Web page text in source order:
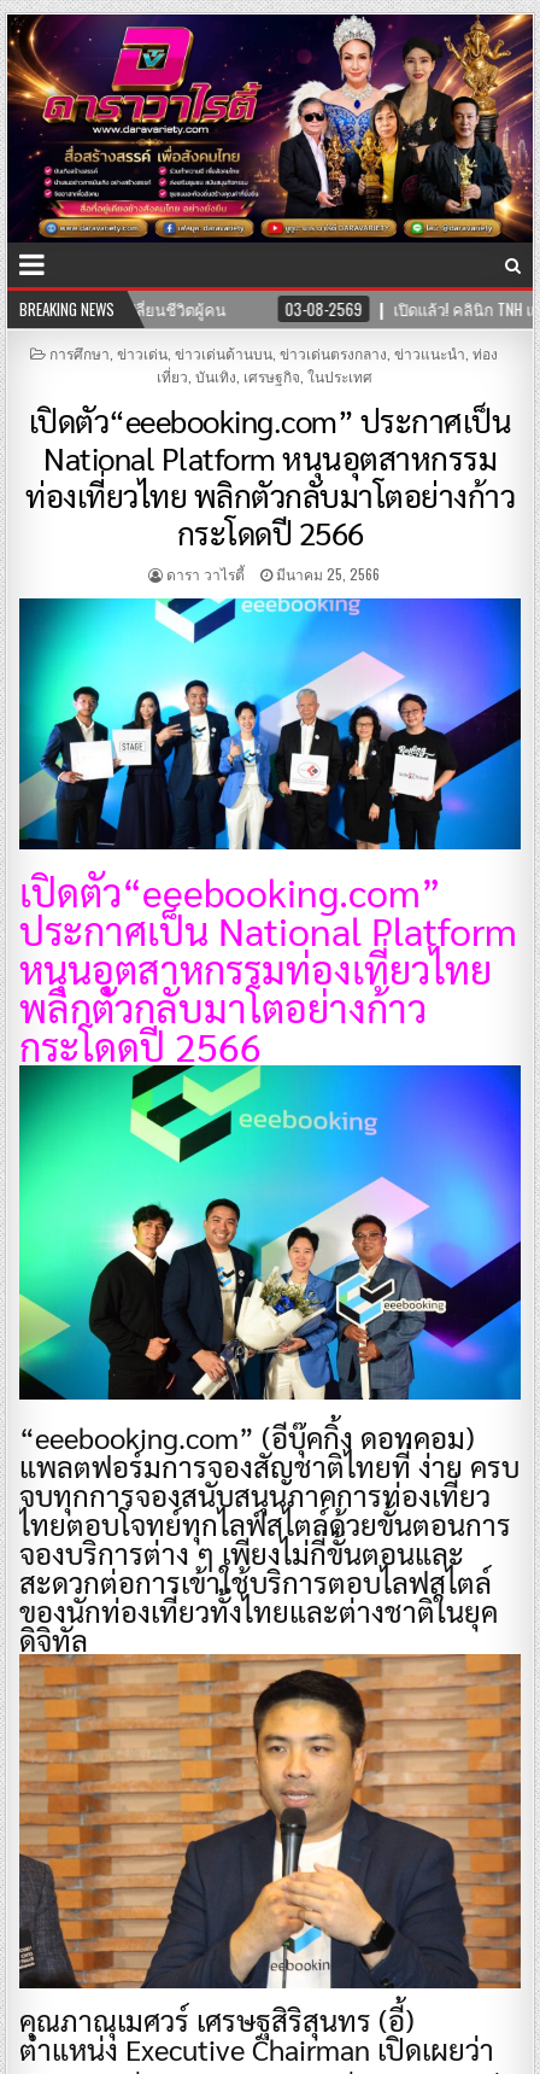
BREAKING NEWS
ดแล้ว! คลินิก TNH แพทย์แผนจีนและแพทย์แผนไทย พร้อมให้บริการสุขภาพแบ
POSTED
การศึกษา ข่าวเด่น ข่าวเด่นด้านบน ข่าวเด่นตรงกลาง ข่าวแนะนำ ท่อง
เที่ยว บันเทิง เศรษฐกิจ ในประเทศ
เปิดตัว“eeebooking.com” ประกาศเป็น
National Platform หนุนอุตสาหกรรม
ท่องเที่ยวไทย พลิกตัวกลับมาโตอย่างก้าว
กระโดดปี 2566
ดารา วาไรตี้ มีนาคม 25, 2566
เปิดตัว“eeebooking.com”
ประกาศเป็น National Platform
หนุนอุตสาหกรรมท่องเที่ยวไทย
พลิกตัวกลับมาโตอย่างก้าว
กระโดดปี 2566
“eeebooking.com” (อีบุ๊คกิ้ง ดอทคอม)
แพลตฟอร์มการจองสัญชาติไทยที่ ง่าย ครบ
จบทุกการจองสนับสนุนภาคการท่องเที่ยว
ไทยตอบโจทย์ทุกไลฟ์สไตล์ด้วยขั้นตอนการ
จองบริการต่าง ๆ เพียงไม่กี่ขั้นตอนและ
สะดวกต่อการเข้าใช้บริการตอบไลฟสไตล์
ของนักท่องเที่ยวทั้งไทยและต่างชาติในยุค
ดิจิทัล
คุณภาณุเมศวร์ เศรษฐสิริสุนทร (อี้)
ตำแหน่ง Executive Chairman เปิดเผยว่า